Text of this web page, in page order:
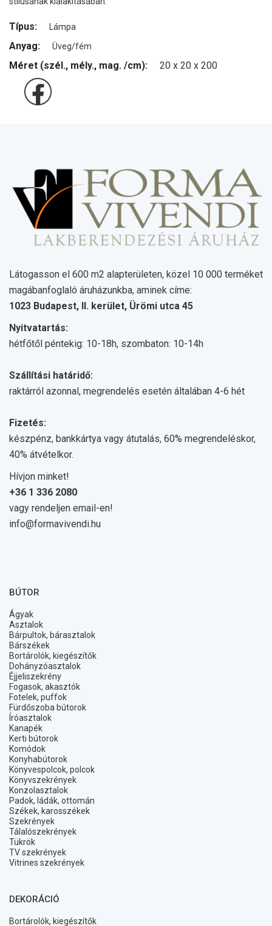
Típus: Lámpa
Anyag: Üveg/fém
Méret (szél., mély., mag. /cm): 20 x 20 x 200
Látogasson el 600 m2 alapterületen, közel 10 000 terméket
magábanfoglaló áruházunkba, aminek címe:
1023 Budapest, II. kerület, Ürömi utca 45
Nyitvatartás:
hétfőtől péntekig: 10-18h, szombaton: 10-14h
Szállítási határidő:
raktárról azonnal, megrendelés esetén általában 4-6 hét
Fizetés:
készpénz, bankkártya vagy átutalás, 60% megrendeléskor,
40% átvételkor.
Hívjon minket!
+36 1 336 2080
vagy rendeljen email-en!
info@formavivendi.hu
BÚTOR
Ágyak
Asztalok
Bárpultok, bárasztalok
Bárszékek
Bortárolók, kiegészítők
Dohányzóasztalok
Éjjeliszekrény
Fogasok, akasztók
Fotelek, puffok
Fürdőszoba bútorok
Íróasztalok
Kanapék
Kerti bútorok
Komódok
Konyhabútorok
Könyvespolcok, polcok
Könyvszekrények
Konzolasztalok
Padok, ládák, ottomán
Székek, karosszékek
Szekrények
Tálalószekrények
Tükrök
TV szekrények
Vitrines szekrények
DEKORÁCIÓ
Bortárolók, kiegészítők